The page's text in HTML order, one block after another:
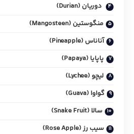
دوریان (Durian)
منگوستین (Mangosteen)
آناناس (Pineapple)
پاپایا (Papaya)
لیچو (Lychee)
گواوا (Guava)
سالا (Snake Fruit)
سیب رز (Rose Apple)